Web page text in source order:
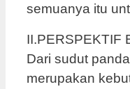
semuanya itu
II.PERSPEKTIF
Dari sudut
merupakan